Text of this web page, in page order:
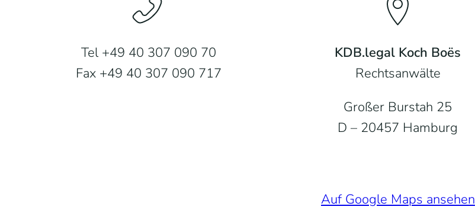
KDB.legal Koch Boës
Rechtsanwälte
Großer Burstah 25
D – 20457 Hamburg
Tel +49 40 307 090 70
Fax +49 40 307 090 717
Auf Google Maps ansehen